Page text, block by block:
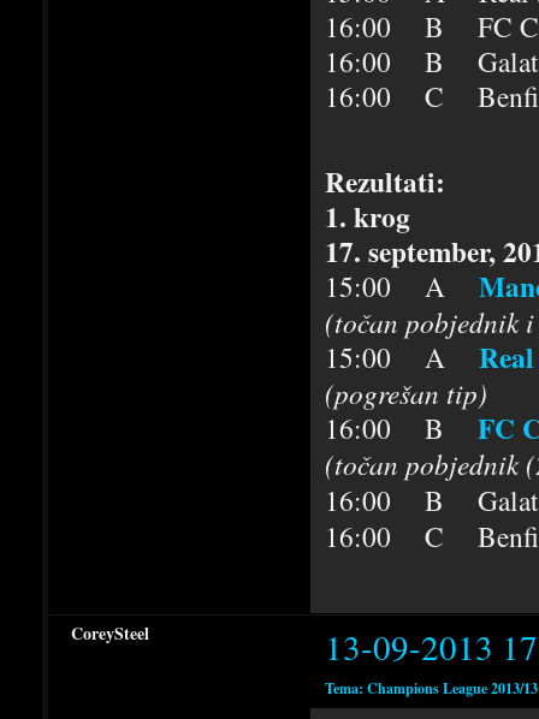
16:00 B FC
16:00 B
16:00 C
Rezultati:
1. krog
17. september,
15:00 A
(točan pobjednik
15:00 A
(pogrešan tip)
16:00 B FC
(točan pobjednik
16:00 B
16:00 C
CoreySteel 13-09-2013
Tema: Champions League 2013/